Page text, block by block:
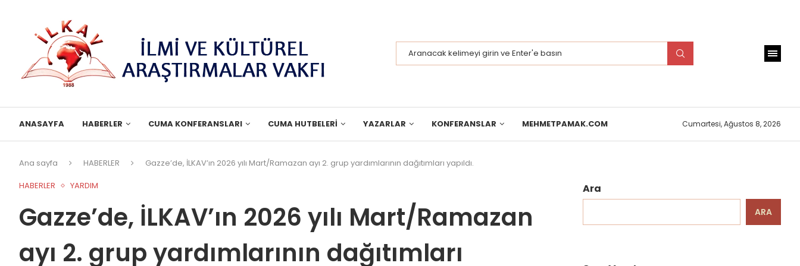
ANASAYFA HABERLER CUMA KONFERANSLARI CUMA HUTBELERI YAZARLAR KONFERANSLAR MEHMETPAMAK.COM Cumartesi, Ağustos 8, 2026
Ana sayfa HABERLER
Gazze’de, İLKAV’ın 2026 yılı Mart/Ramazan ayı 2. grup yardımlarının dağıtımları yapıldı.
HABERLER
YARDIM
Gazze’de, İLKAV’ın 2026 yılı Mart/Ramazan
ayı 2. grup yardımlarının dağıtımları
Ara
ARA